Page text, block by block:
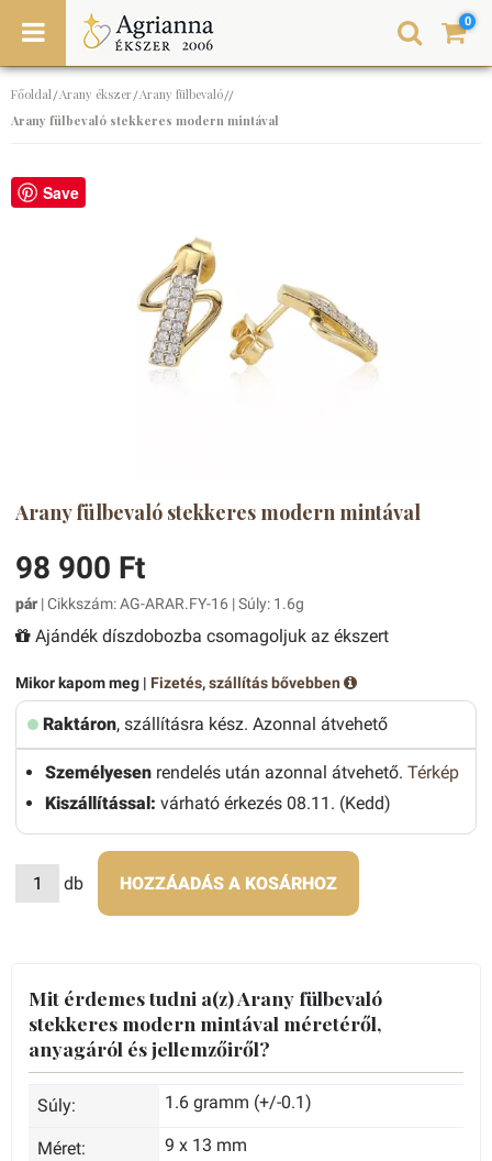
0
Főoldal/Arany ékszer/Arany fülbevaló//
Arany fülbevaló stekkeres modern mintával
Save
Arany fülbevaló stekkeres modern mintával
98 900 Ft
pár | Cikkszám: AG-ARAR.FY-16 | Súly: 1.6g
Ajándék díszdobozba csomagoljuk az ékszert
Mikor kapom meg | Fizetés, szállítás bővebben
Raktáron, szállításra kész. Azonnal átvehető
Személyesen rendelés után azonnal átvehető. Térkép
Kiszállítással: várható érkezés 08.11. (Kedd)
db HOZZÁADÁS A KOSÁRHOZ
Mit érdemes tudni a(z) Arany fülbevaló
stekkeres modern mintával méretéről,
anyagáról és jellemzőiről?
Súly: 1.6 gramm (+/-0.1)
Méret: 9 x 13 mm